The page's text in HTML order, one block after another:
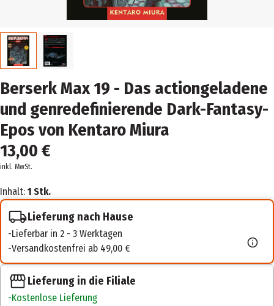
Berserk Max 19 - Das actiongeladene
und genredefinierende Dark-Fantasy-
Epos von Kentaro Miura
13,00 €
inkl. MwSt.
Inhalt: 1 Stk.
Lieferung nach Hause
Lieferbar in 2 - 3 Werktagen
Versandkostenfrei ab 49,00 €
Lieferung in die Filiale
Kostenlose Lieferung